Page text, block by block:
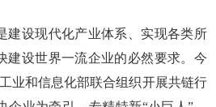
设现代化产业体系、实现各类所
建设世界一流企业的必然要求。今
业和信息化部联合组织开展共链行